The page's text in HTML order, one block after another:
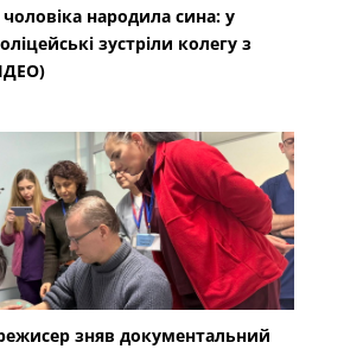
чоловіка народила сина: у
зустріли колегу з
зняв документальний